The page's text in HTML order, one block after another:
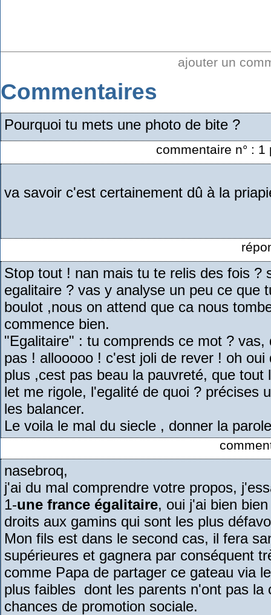
ajouter un
Commentaires
Pourquoi tu mets une photo de bite ?
commentaire n° :
va savoir c'est certainement dû à la
Stop tout ! nan mais tu te relis des fois ?
egalitaire ? vas y analyse un peu ce
boulot ,nous on attend que ca nous
commence bien.
"Egalitaire" : tu comprends ce mot ?
pas ! allooooo ! c'est joli de rever ! oh
plus ,cest pas beau la pauvreté, que
let me rigole, l'egalité de quoi ? précises
les balancer.
Le voila le mal du siecle , donner la
nasebroq,
j'ai du mal comprendre votre propos,
1-une france égalitaire, oui j'ai bien
droits aux gamins qui sont les plus
Mon fils est dans le second cas, il fera
supérieures et gagnera par conséquent
comme Papa de partager ce gateau via
plus faibles dont les parents n'ont pas la
chances de promotion sociale.